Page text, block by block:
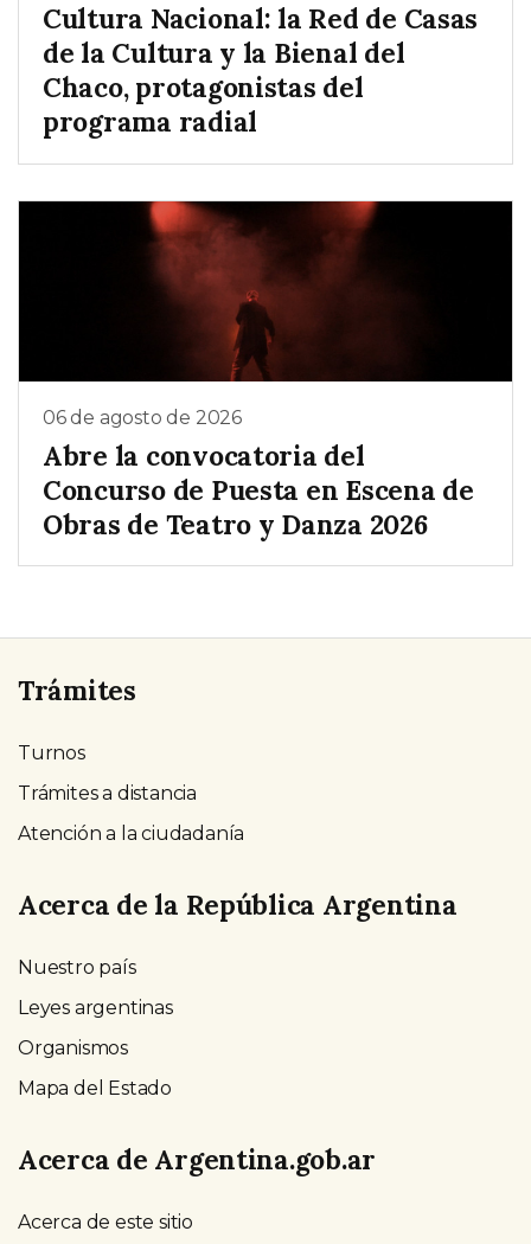
Cultura Nacional: la Red de Casas
de la Cultura y la Bienal del
Chaco, protagonistas del
programa radial
06 de agosto de 2026
Abre la convocatoria del
Concurso de Puesta en Escena de
Obras de Teatro y Danza 2026
Trámites
Turnos
Trámites a distancia
Atención a la ciudadanía
Acerca de la República Argentina
Nuestro país
Leyes argentinas
Organismos
Mapa del Estado
Acerca de Argentina.gob.ar
Acerca de este sitio